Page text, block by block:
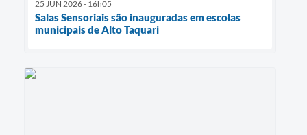
25 JUN 2026 - 16h05
Salas Sensoriais são inauguradas em escolas
municipais de Alto Taquari